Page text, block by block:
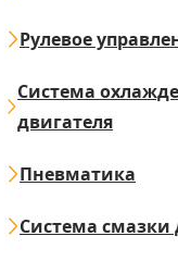
Рулевое
Система
двигателя
Пневматика
Система смазки